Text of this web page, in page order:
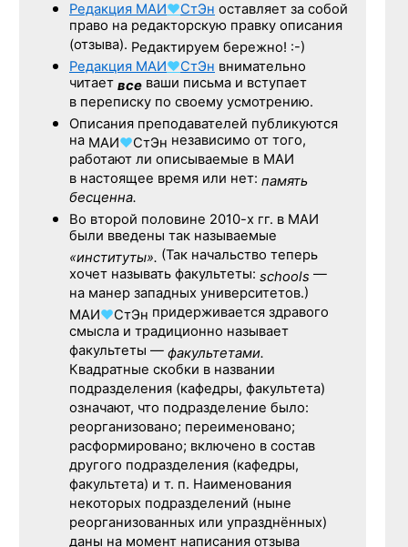
Редакция МАИ♥СтЭн оставляет за собой
право на редакторскую правку описания
(отзыва). Редактируем бережно! :-)
Редакция МАИ♥СтЭн внимательно
читает все ваши письма и вступает
в переписку по своему усмотрению.
Описания преподавателей публикуются
на МАИ♥СтЭн независимо от того,
работают ли описываемые в МАИ
в настоящее время или нет: память
бесценна.
Во второй половине 2010-х гг. в МАИ
были введены так называемые
«институты». (Так начальство теперь
хочет называть факультеты: schools —
на манер западных университетов.)
МАИ♥СтЭн придерживается здравого
смысла и традиционно называет
факультеты — факультетами.
Квадратные скобки в названии
подразделения (кафедры, факультета)
означают, что подразделение было:
реорганизовано; переименовано;
расформировано; включено в состав
другого подразделения (кафедры,
факультета) и т. п. Наименования
некоторых подразделений (ныне
реорганизованных или упразднённых)
даны на момент написания отзыва